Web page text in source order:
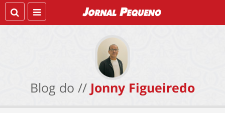
Blog do // Jonny Figueiredo